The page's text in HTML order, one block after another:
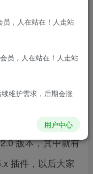
docker compose 部署
初发布了
版本 以
版本，其中就有
插件，以后大家
，人在站在！人走站
员，人在站在！人走站
维护需求，后期会涨
用户中心